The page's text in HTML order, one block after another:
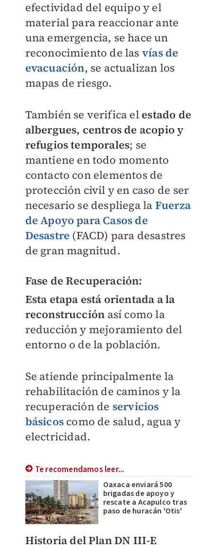
efectividad del equipo y el
material para reaccionar ante
una emergencia, se hace un
reconocimiento de las vías de
evacuación, se actualizan los
mapas de riesgo.
También se verifica el estado de
albergues, centros de acopio y
refugios temporales; se
mantiene en todo momento
contacto con elementos de
protección civil y en caso de ser
necesario se despliega la Fuerza
de Apoyo para Casos de
Desastre (FACD) para desastres
de gran magnitud.
Fase de Recuperación:
Esta etapa está orientada a la
reconstrucción así como la
reducción y mejoramiento del
entorno o de la población.
Se atiende principalmente la
rehabilitación de caminos y la
recuperación de servicios
básicoscomo de salud, agua y
electricidad.
Te recomendamos leer...
Oaxaca enviará 500
brigadas de apoyo y
rescate a Acapulco tras
paso de huracán 'Otis'
Historia del Plan DN III-E